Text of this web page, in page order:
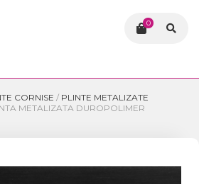
0
CORNISE / PLINTE METALIZATE
METALIZATA DUROPOLIMER